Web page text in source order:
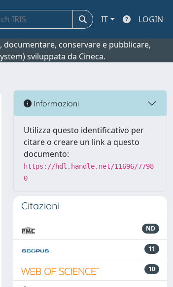
IT LOGIN
documentare, conservare e pubblicare,
sviluppata da Cineca.
Informazioni
Utilizza questo identificativo per
citare o creare un link a questo
documento:
https://hdl.handle.net/11696/7798
0
Citazioni
ND
11
10